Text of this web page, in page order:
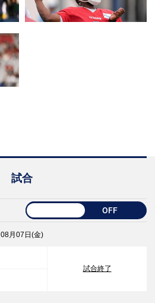
試合
OFF
08月07日(金)
試合終了